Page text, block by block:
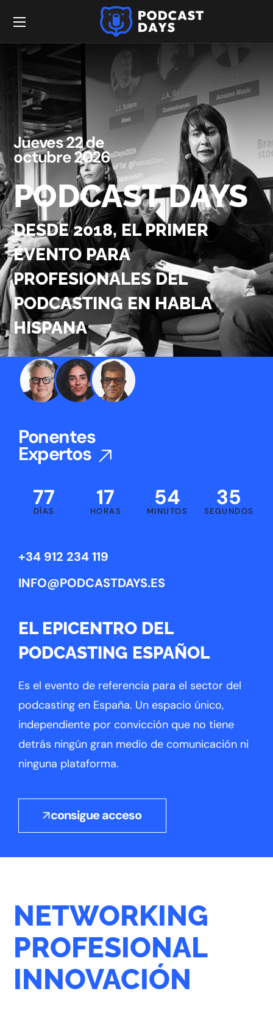
Jueves 22 de
octubre 2026
PODCASTDAYS
DESDE 2018, EL PRIMER
EVENTO PARA
PROFESIONALES DEL
PODCASTING EN HABLA
HISPANA
Ponentes
Expertos
77
DÍAS
17
HORAS
54
MINUTOS
34
SEGUNDOS
+34 912 234 119
INFO@PODCASTDAYS.ES
EL EPICENTRO DEL
PODCASTING ESPAÑOL
Es el evento de referencia para el sector del
podcasting en España. Un espacio único,
independiente por convicción que no tiene
detrás ningún gran medio de comunicación ni
ninguna plataforma.
consigue acceso
NETWORKING
PROFESIONAL
INNOVACIÓN